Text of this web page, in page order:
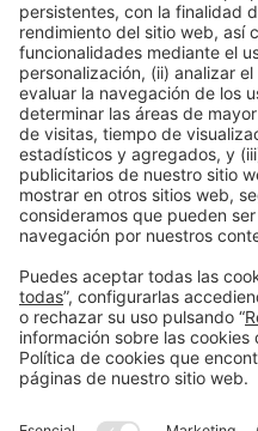
WordPress.org
Información general
Aviso legal
Política de privacidad